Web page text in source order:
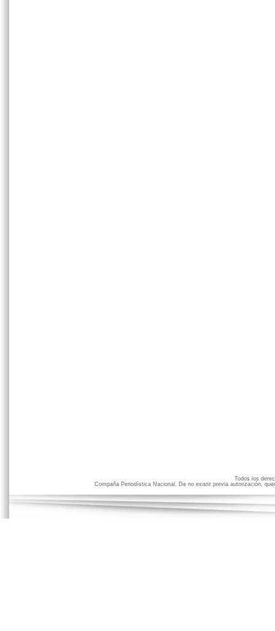
Todos los
Compaña Periodística Nacional. De no existir previa autorización,